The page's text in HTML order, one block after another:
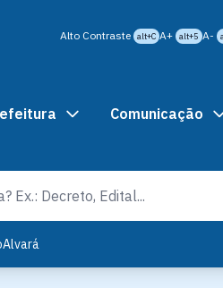
Alto Contraste alt+C A+ alt+5 A-
Comunicação
Alvará